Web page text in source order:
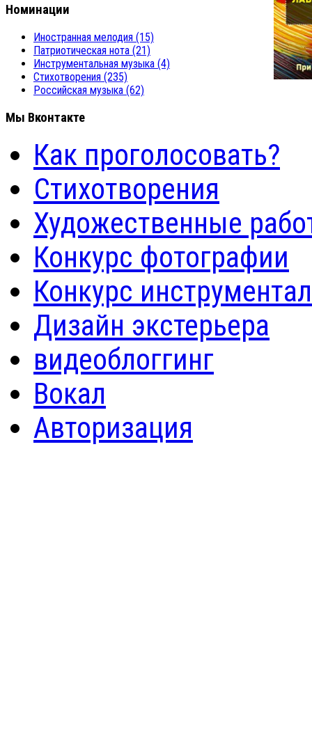
Номинации
Иностранная мелодия (15)
Патриотическая нота (21)
Инструментальная музыка (4)
Стихотворения (235)
Российская музыка (62)
Мы Вконтакте
Как проголосовать?
Стихотворения
Художественные
Конкурс фотографии
Конкурс
Дизайн экстерьера
видеоблоггинг
Вокал
Авторизация